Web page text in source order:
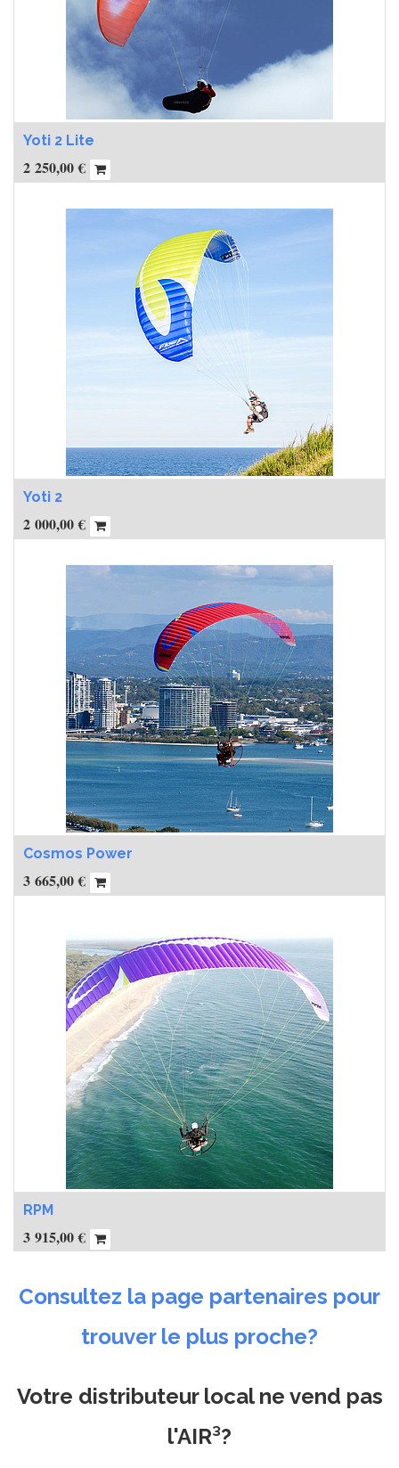
Yoti 2 Lite
2 250,00€
Yoti 2
2 000,00€
Cosmos Power
3 665,00€
RPM
3 915,00€
Consultez la page partenaires pour
trouver le plus proche?
Votre distributeur local ne vend pas
l'AIR³?